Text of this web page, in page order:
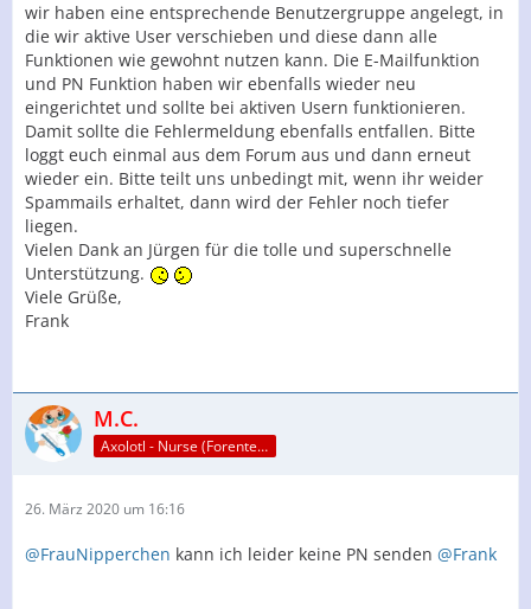
wir haben eine entsprechende Benutzergruppe angelegt, in
die wir aktive User verschieben und diese dann alle
Funktionen wie gewohnt nutzen kann. Die E-Mailfunktion
und PN Funktion haben wir ebenfalls wieder neu
eingerichtet und sollte bei aktiven Usern funktionieren.
Damit sollte die Fehlermeldung ebenfalls entfallen. Bitte
loggt euch einmal aus dem Forum aus und dann erneut
wieder ein. Bitte teilt uns unbedingt mit, wenn ihr weider
Spammails erhaltet, dann wird der Fehler noch tiefer
liegen.
Vielen Dank an Jürgen für die tolle und superschnelle
Unterstützung.
Viele Grüße,
Frank
M.C.
Axolotl - Nurse (Forenteam)
26. März 2020 um 16:16
@FrauNipperchen kann ich leider keine PN senden @Frank